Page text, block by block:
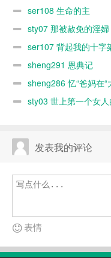
ser108 生命的主
sty07 那被赦免的淫婦
ser107 背起我的十字
sheng291 恩典记
sheng286 忆“爸妈在“
sty03 世上第一个女
发表我的评论
表情